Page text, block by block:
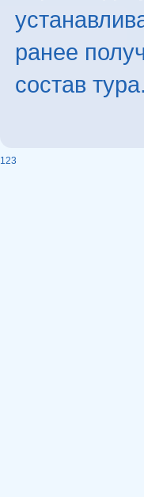
ранее
состав тура.
123